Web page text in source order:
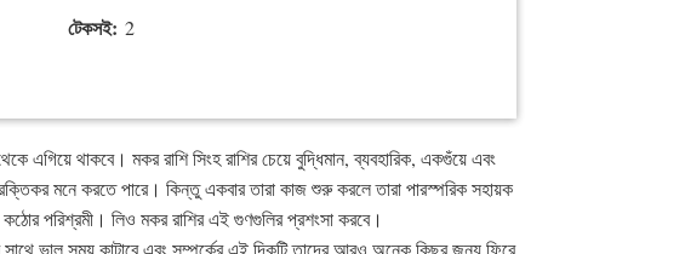
টেকসই: 2
এগিয়ে থাকবে। মকর রাশি সিংহ রাশির চেয়ে বুদ্ধিমান, ব্যবহারিক, একগুঁয়ে এবং
মনে করতে পারে। কিন্তু একবার তারা কাজ শুরু করলে তারা পারস্পরিক সহায়ক
পরিশ্রমী। লিও মকর রাশির এই গুণগুলির প্রশংসা করবে।
ভাল সময় কাটাবে এবং সম্পর্কের এই দিকটি তাদের আরও অনেক কিছুর জন্য ফিরে